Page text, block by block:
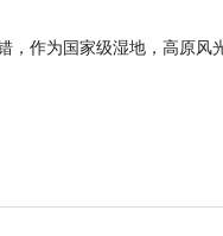
，作为国家级湿地，高原风